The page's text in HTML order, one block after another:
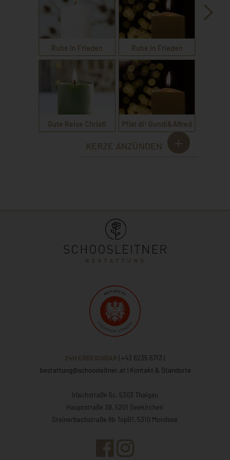
Ruhe in Frieden Ruhe in Frieden
Gute Reise Christl Pfiat di! Gundi&Alfred
KERZE ANZÜNDEN
24H ERREICHBAR | +43 6235 6713
bestattung@schoosleitner.at
Kontakt & Standorte
Irlachstraße 5c, 5303 Thalgau
Hauptstraße 38, 5201 Seekirchen
Steinerbachstraße 8b TopB1, 5310 Mondsee